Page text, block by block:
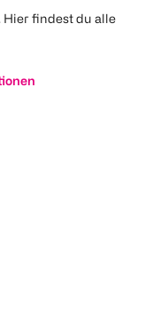
Hier findest du alle